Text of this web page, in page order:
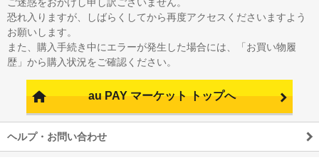
恐れ入りますが、しばらくしてから再度アクセスくださいますよう
お願いします。
また、購入手続き中にエラーが発生した場合には、「お買い物履
歴」から購入状況をご確認ください。
au PAY マーケット トップへ
ヘルプ・お問い合わせ